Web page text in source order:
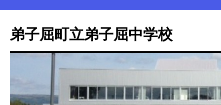
弟子屈町立弟子屈中学校